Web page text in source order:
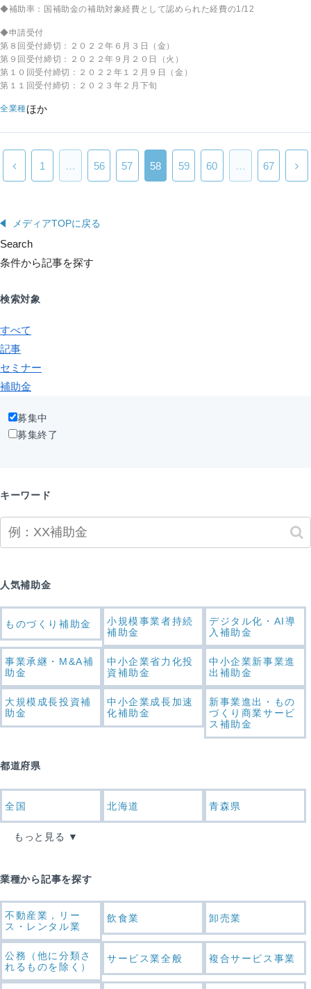
◆補助率： 国補助金の補助対象経費として認められた経費の1/12
◆申請受付
第８回受付締切：２０２２年６月３日（金）
第９回受付締切：２０２２年９月２０日（火）
第１０回受付締切：２０２２年１２月９日（金）
第１１回受付締切：２０２３年２月下旬
全業種ほか
1 … 56 57 58 59 60 … 67
メディアTOPに戻る
Search
条件から記事を探す
検索対象
すべて
記事
セミナー
補助金
募集中
募集終了
キーワード
人気補助金
ものづくり補助金
小規模事業者持続
補助金
デジタル化・AI導
入補助金
事業承継・M&A補
助金
中小企業省力化投
資補助金
中小企業新事業進
出補助金
大規模成長投資補
助金
中小企業成長加速
化補助金
新事業進出・もの
づくり商業サービ
ス補助金
都道府県
全国 北海道 青森県
もっと見る
業種から記事を探す
不動産業，リー
ス・レンタル業
飲食業 卸売業
公務（他に分類さ
れるものを除く）
サービス業全般 複合サービス事業